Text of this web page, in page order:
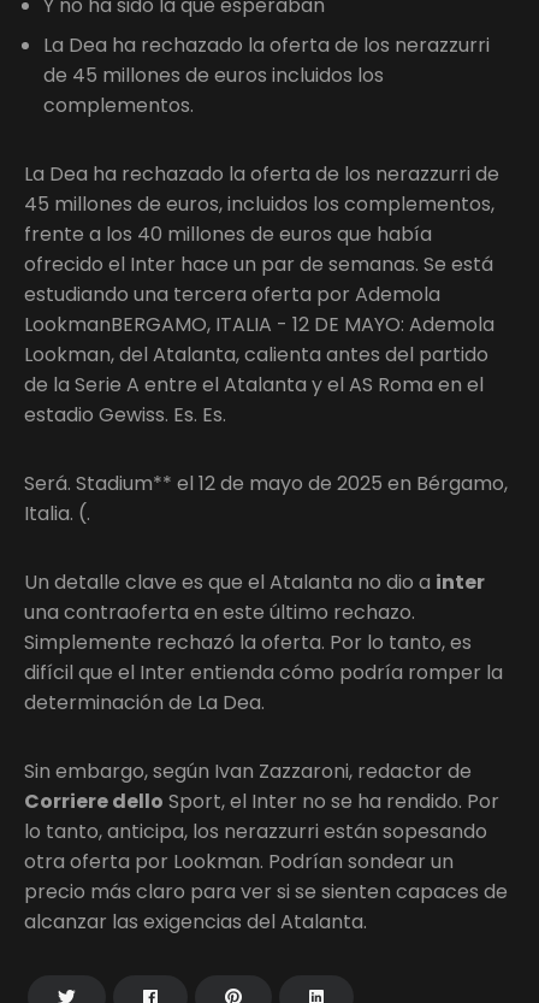
La Dea ha rechazado la oferta de los nerazzurri
de 45 millones de euros incluidos los
complementos.
La Dea ha rechazado la oferta de los nerazzurri de
45 millones de euros, incluidos los complementos,
frente a los 40 millones de euros que había
ofrecido el Inter hace un par de semanas. Se está
estudiando una tercera oferta por Ademola
LookmanBERGAMO, ITALIA - 12 DE MAYO: Ademola
Lookman, del Atalanta, calienta antes del partido
de la Serie A entre el Atalanta y el AS Roma en el
estadio Gewiss. Es. Es.
Será. Stadium** el 12 de mayo de 2025 en Bérgamo,
Italia. (.
Un detalle clave es que el Atalanta no dio a inter
una contraoferta en este último rechazo.
Simplemente rechazó la oferta. Por lo tanto, es
difícil que el Inter entienda cómo podría romper la
determinación de La Dea.
Sin embargo, según Ivan Zazzaroni, redactor de
Corriere dello Sport, el Inter no se ha rendido. Por
lo tanto, anticipa, los nerazzurri están sopesando
otra oferta por Lookman. Podrían sondear un
precio más claro para ver si se sienten capaces de
alcanzar las exigencias del Atalanta.